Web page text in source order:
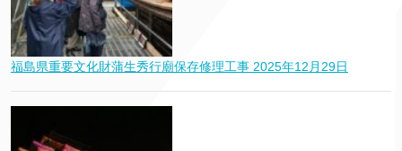
福島県重要文化財蒲生秀行廟保存修理工事 2025年12月29日